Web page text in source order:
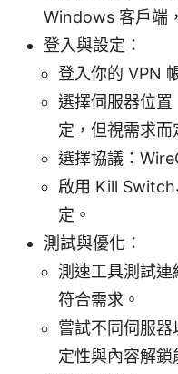
Windows 客戶端
登入與設定：
登入你的 VPN
選擇伺服器位
定，但視需求而
選擇協議：
啟用 Kill Switch
定。
測試與優化：
測速工具測試
符合需求。
嘗試不同伺服
定性與內容解鎖